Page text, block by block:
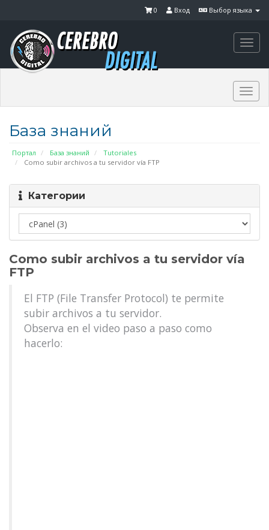
Выбор языка
Вход
0
База знаний
Портал База знаний
Tutoriales
Como subir archivos a tu servidor vía FTP
Категории
Como subir archivos a tu servidor vía
FTP
El FTP (File Transfer Protocol) te permite
subir archivos a tu servidor.
Observa en el video paso a paso como
hacerlo: